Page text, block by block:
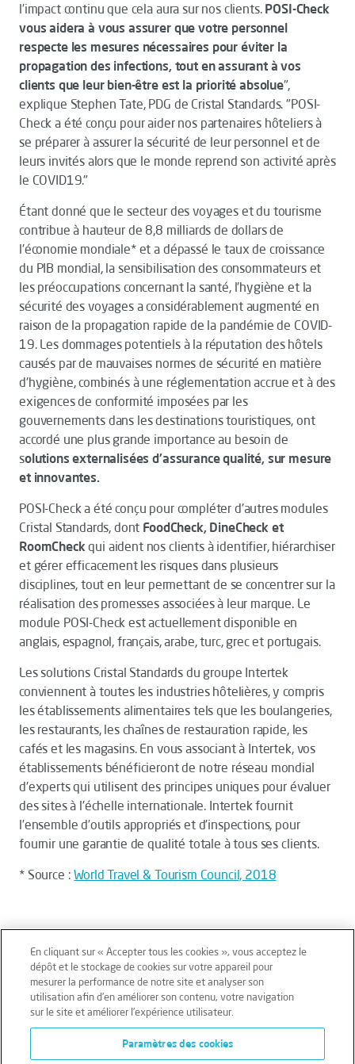
l’impact continu que cela aura sur nos clients. POSI-Check
vous aidera à vous assurer que votre personnel
respecte les mesures nécessaires pour éviter la
propagation des infections, tout en assurant à vos
clients que leur bien-être est la priorité absolue",
explique Stephen Tate, PDG de Cristal Standards. "POSI-
Check a été conçu pour aider nos partenaires hôteliers à
se préparer à assurer la sécurité de leur personnel et de
leurs invités alors que le monde reprend son activité après
le COVID19."
Étant donné que le secteur des voyages et du tourisme
contribue à hauteur de 8,8 milliards de dollars de
l'économie mondiale* et a dépassé le taux de croissance
du PIB mondial, la sensibilisation des consommateurs et
les préoccupations concernant la santé, l'hygiène et la
sécurité des voyages a considérablement augmenté en
raison de la propagation rapide de la pandémie de COVID-
19. Les dommages potentiels à la réputation des hôtels
causés par de mauvaises normes de sécurité en matière
d'hygiène, combinés à une réglementation accrue et à des
exigences de conformité imposées par les
gouvernements dans les destinations touristiques, ont
accordé une plus grande importance au besoin de
solutions externalisées d'assurance qualité, sur mesure
et innovantes.
POSI-Check a été conçu pour compléter d'autres modules
Cristal Standards, dont FoodCheck, DineCheck et
RoomCheck qui aident nos clients à identifier, hiérarchiser
et gérer efficacement les risques dans plusieurs
disciplines, tout en leur permettant de se concentrer sur la
réalisation des promesses associées à leur marque. Le
module POSI-Check est actuellement disponible en
anglais, espagnol, français, arabe, turc, grec et portugais.
Les solutions Cristal Standards du groupe Intertek
conviennent à toutes les industries hôtelières, y compris
les établissements alimentaires tels que les boulangeries,
les restaurants, les chaînes de restauration rapide, les
cafés et les magasins. En vous associant à Intertek, vos
établissements bénéficieront de notre réseau mondial
d'experts qui utilisent des principes uniques pour évaluer
des sites à l'échelle internationale. Intertek fournit
l’ensemble d’outils appropriés et d’inspections, pour
fournir une garantie de qualité totale à tous ses clients.
* Source :World Travel & Tourism Council, 2018
Mentions légales
Conditions générales
Données personnelles
Données personnelles – Volontaires
Cookies
En cliquant sur « Accepter tous les cookies », vous acceptez le
dépôt et le stockage de cookies sur votre appareil pour
mesurer la performance de notre site et analyser son
utilisation afin d’en améliorer son contenu, votre navigation
sur le site et améliorer l’expérience utilisateur.
Paramètres des cookies